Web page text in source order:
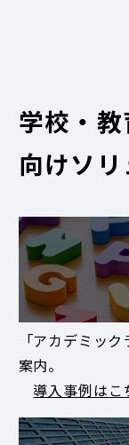
学校・
向けソ
「アカデミッ
案内。
導入事例はこ